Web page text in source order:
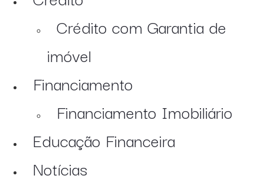
Crédito com Garantia de
imóvel
Financiamento
Financiamento Imobiliário
Educação Financeira
Notícias